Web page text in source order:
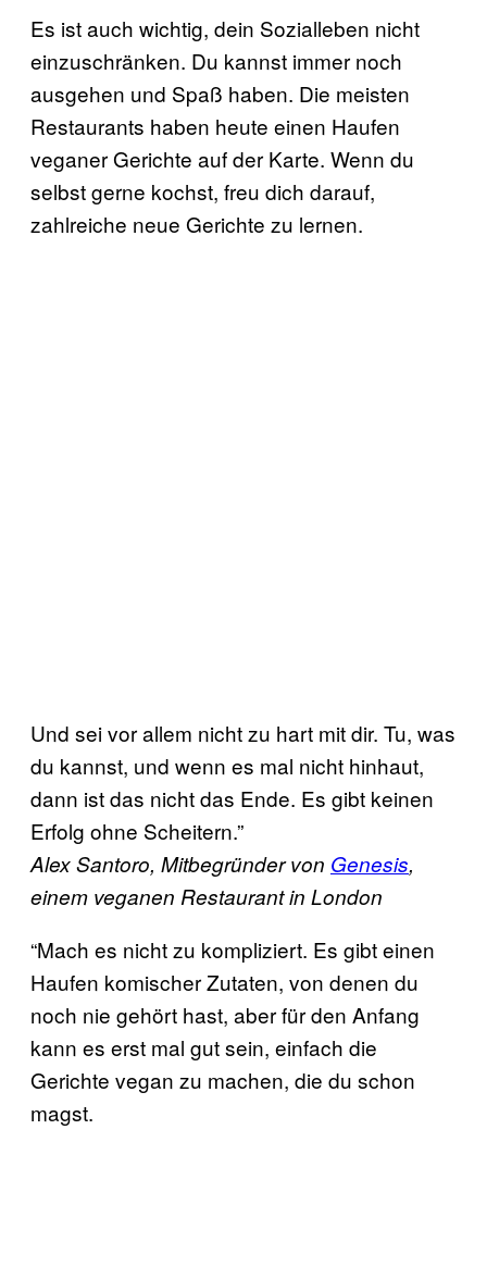
Es ist auch wichtig, dein Sozialleben nicht
einzuschränken. Du kannst immer noch
ausgehen und Spaß haben. Die meisten
Restaurants haben heute einen Haufen
veganer Gerichte auf der Karte. Wenn du
selbst gerne kochst, freu dich darauf,
zahlreiche neue Gerichte zu lernen.
Und sei vor allem nicht zu hart mit dir. Tu, was
du kannst, und wenn es mal nicht hinhaut,
dann ist das nicht das Ende. Es gibt keinen
Erfolg ohne Scheitern.”
Alex Santoro, Mitbegründer von Genesis,
einem veganen Restaurant in London
“Mach es nicht zu kompliziert. Es gibt einen
Haufen komischer Zutaten, von denen du
noch nie gehört hast, aber für den Anfang
kann es erst mal gut sein, einfach die
Gerichte vegan zu machen, die du schon
magst.